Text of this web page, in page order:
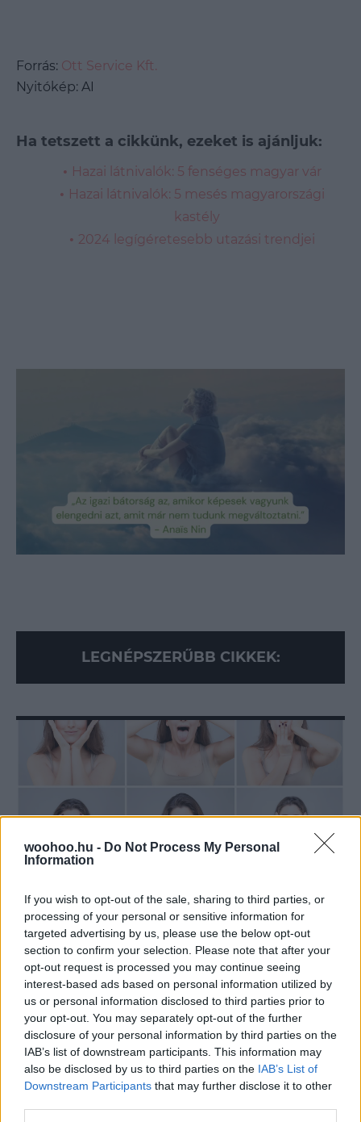
woohoo.hu - Do Not Process My Personal
Information
If you wish to opt-out of the sale, sharing to third parties, or
processing of your personal or sensitive information for
targeted advertising by us, please use the below opt-out
section to confirm your selection. Please note that after your
opt-out request is processed you may continue seeing
interest-based ads based on personal information utilized by
us or personal information disclosed to third parties prior to
your opt-out. You may separately opt-out of the further
disclosure of your personal information by third parties on the
IAB’s list of downstream participants. This information may
also be disclosed by us to third parties on the IAB’s List of
Downstream Participants that may further disclose it to other
Forrás: Ott Service Kft.
Nyitókép: AI
Ha tetszett a cikkünk, ezeket is ajánljuk:
Hazai látnivalók: 5 fenséges magyar vár
Hazai látnivalók: 5 mesés magyarországi
kastély
2024 legígéretesebb utazási trendjei
LEGNÉPSZERŰBB CIKKEK:
Mészégető Marcsi-BODY&WELLNESS
Felejtsd el a drága arckezeléseket, a ráncok
ellen vesd be az arcjógát!